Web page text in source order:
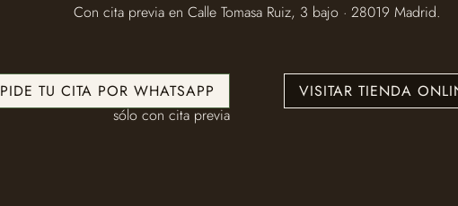
Con cita previa en Calle Tomasa Ruiz, 3 bajo · 28019 Madrid.
PIDE TU CITA POR WHATSAPP
sólo con cita previa
VISITAR TIENDA